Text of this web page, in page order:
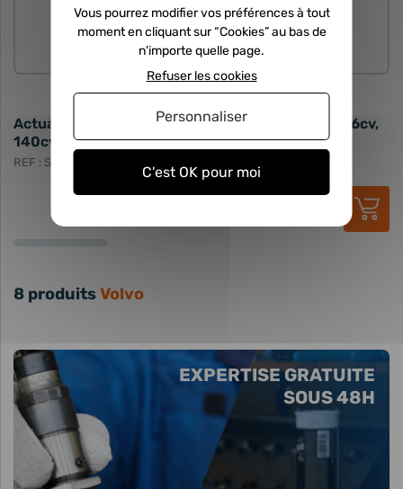
EXPERTISE GRATUITE
SOUS 48H
PIÈCE DÉTACHÉE
Actuateur neuf - 2.0 TDCI 136cv, 140cv, 2.0 D 136cv,
140cv
REF : STL-SDD-050-822
130,00 €HT
8 produitsVolvo
Vous pourrez modifier vos préférences à tout
moment en cliquant sur “Cookies” au bas de
n'importe quelle page.
C'est OK pour moi
Refuser les cookies
Personnaliser